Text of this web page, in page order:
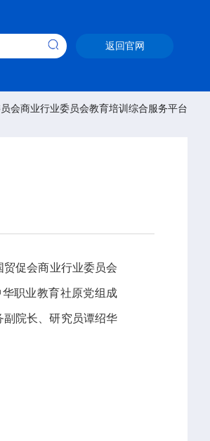
返回官网
会商业行业委员会教育培训综合服务平台
促会商业行业委员会
职业教育社原党组成
院长、研究员谭绍华